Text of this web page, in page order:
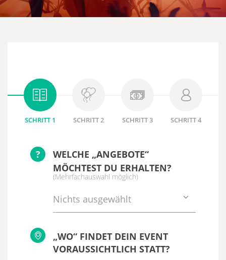
SCHRITT 1 SCHRITT 2 SCHRITT 3 SCHRITT 4
?
WELCHE „ANGEBOTE“
MÖCHTEST DU ERHALTEN?
(Mehrfachauswahl möglich)
Nichts ausgewählt
„WO“ FINDET DEIN EVENT
VORAUSSICHTLICH STATT?